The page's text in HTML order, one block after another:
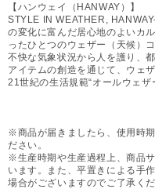
【ハンウェイ（HANWAY）】
STYLE IN WEATHER,
の変化に富んだ居心地のよいカ
ったひとつのウェザー（天候）
不快な気象状況から人を護り、
アイテムの創造を通じて、ウェ
21世紀の生活規範“オールウェザ
※商品が届きましたら、使用時
ださい。
※生産時期や生産過程上、商品
います。また、平置きによる手
場合がございますのでご了承くだ